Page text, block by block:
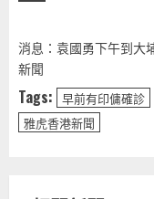
消息：袁國勇下午到大
新聞
Tags: 早前有印傭確診
雅虎香港新聞